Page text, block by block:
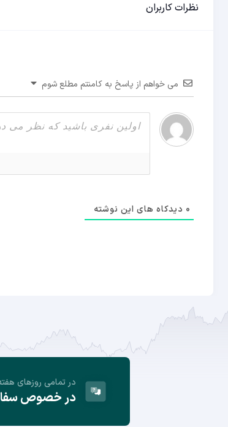
نظرات کاربران
می خواهم از پاسخ به کامنتم مطلع شوم
0 دیدکاه های این نوشته
در تمامی روز‌های
در خصوص